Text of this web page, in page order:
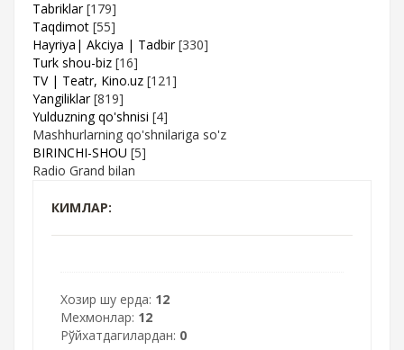
Tabriklar [179]
Taqdimot [55]
Hayriya| Akciya | Tadbir [330]
Turk shou-biz [16]
TV | Teatr, Kino.uz [121]
Yangiliklar [819]
Yulduzning qo'shnisi [4]
Mashhurlarning qo'shnilariga so'z
BIRINCHI-SHOU [5]
Radio Grand bilan
КИМЛАР:
Хозир шу ерда: 12
Мехмонлар: 12
Рўйхатдагилардан: 0